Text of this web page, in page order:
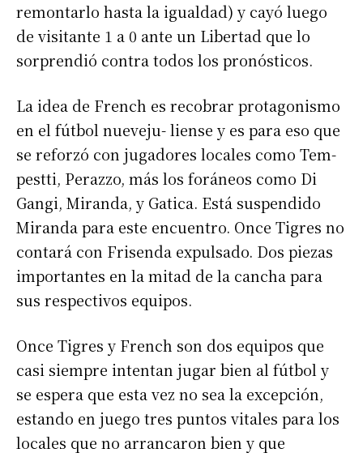
remontarlo hasta la igualdad) y cayó luego
de visitante 1 a 0 ante un Libertad que lo
sorprendió contra todos los pronósticos.
La idea de French es recobrar protagonismo
en el fútbol nueveju- liense y es para eso que
se reforzó con jugadores locales como Tem-
pestti, Perazzo, más los foráneos como Di
Gangi, Miranda, y Gatica. Está suspendido
Miranda para este encuentro. Once Tigres no
contará con Frisenda expulsado. Dos piezas
importantes en la mitad de la cancha para
sus respectivos equipos.
Once Tigres y French son dos equipos que
casi siempre intentan jugar bien al fútbol y
se espera que esta vez no sea la excepción,
estando en juego tres puntos vitales para los
locales que no arrancaron bien y que